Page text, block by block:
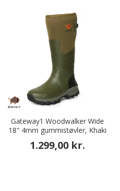
Gateway1 Woodwalker Wide
18" 4mm gummistøvler, Khaki
1.299,00 kr.